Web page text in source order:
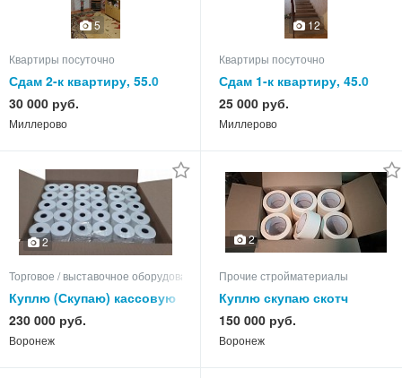
5
Квартиры посуточно
Сдам 2-к квартиру, 55.0
кв.м, этаж 4 из 5
30 000 руб.
Миллерово
12
Квартиры посуточно
Сдам 1-к квартиру, 45.0
кв.м, этаж 1 из 3
25 000 руб.
Миллерово
2
Торговое / выставочное оборудование
Куплю (Скупаю) кассовую
(чековую) ленту термо
57мм и 80мм
230 000 руб.
Воронеж
2
Прочие стройматериалы
Куплю скупаю скотч
малярный Крепп 48-50мм
150 000 руб.
Воронеж